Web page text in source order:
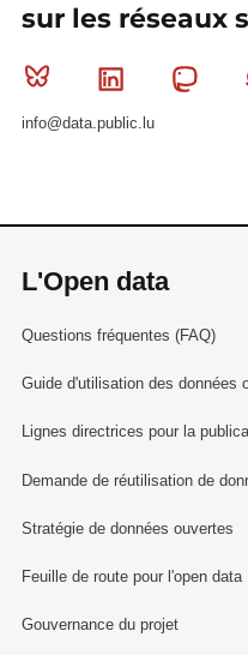
sur les réseaux
Bluesky Linkedin
info@data.public.lu
L'Open data
Questions fréquentes (FAQ)
Guide d'utilisation des données
Lignes directrices pour la
Demande de réutilisation de
Stratégie de données ouvertes
Feuille de route pour l'open data
Gouvernance du projet